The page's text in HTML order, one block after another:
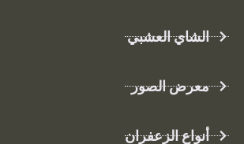
الشاي العشبي
معرض الصور
أنواع الزعفران